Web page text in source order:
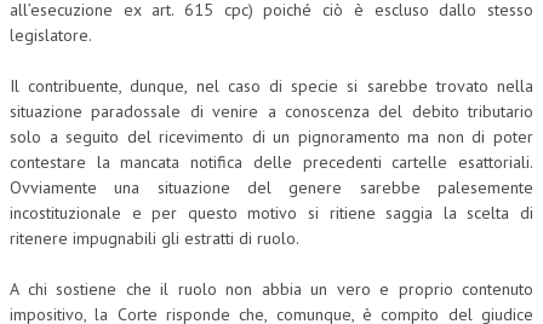
all’esecuzione ex art. 615 cpc) poiché ciò è escluso dallo stesso
legislatore.
Il contribuente, dunque, nel caso di specie si sarebbe trovato nella
situazione paradossale di venire a conoscenza del debito tributario
solo a seguito del ricevimento di un pignoramento ma non di poter
contestare la mancata notifica delle precedenti cartelle esattoriali.
Ovviamente una situazione del genere sarebbe palesemente
incostituzionale e per questo motivo si ritiene saggia la scelta di
ritenere impugnabili gli estratti di ruolo.
A chi sostiene che il ruolo non abbia un vero e proprio contenuto
impositivo, la Corte risponde che, comunque, è compito del giudice